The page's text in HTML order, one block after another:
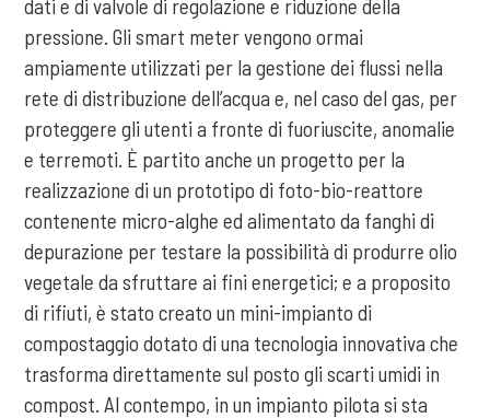
dati e di valvole di regolazione e riduzione della
pressione. Gli smart meter vengono ormai
ampiamente utilizzati per la gestione dei flussi nella
rete di distribuzione dell’acqua e, nel caso del gas, per
proteggere gli utenti a fronte di fuoriuscite, anomalie
e terremoti. È partito anche un progetto per la
realizzazione di un prototipo di foto-bio-reattore
contenente micro-alghe ed alimentato da fanghi di
depurazione per testare la possibilità di produrre olio
vegetale da sfruttare ai fini energetici; e a proposito
di rifiuti, è stato creato un mini-impianto di
compostaggio dotato di una tecnologia innovativa che
trasforma direttamente sul posto gli scarti umidi in
compost. Al contempo, in un impianto pilota si sta